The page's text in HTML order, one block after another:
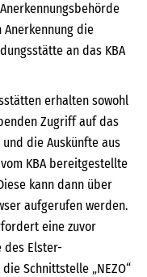
die
an das KBA
erhalten sowohl
Zugriff auf das
die Auskünfte aus
KBA bereitgestellte
kann dann über
aufgerufen werden.
eine zuvor
Elster-
Schnittstelle „NEZO“